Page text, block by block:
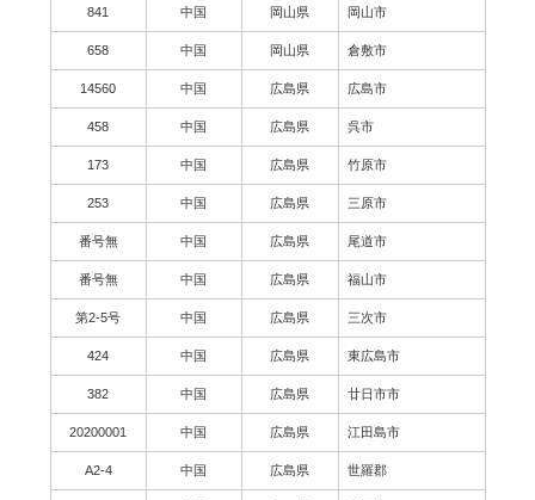
841 中国 岡山県 岡山市
658 中国 岡山県 倉敷市
14560 中国 広島県 広島市
458 中国 広島県 呉市
173 中国 広島県 竹原市
253 中国 広島県 三原市
番号無 中国 広島県 尾道市
番号無 中国 広島県 福山市
第2-5号 中国 広島県 三次市
424 中国 広島県 東広島市
382 中国 広島県 廿日市市
20200001 中国 広島県 江田島市
A2-4 中国 広島県 世羅郡